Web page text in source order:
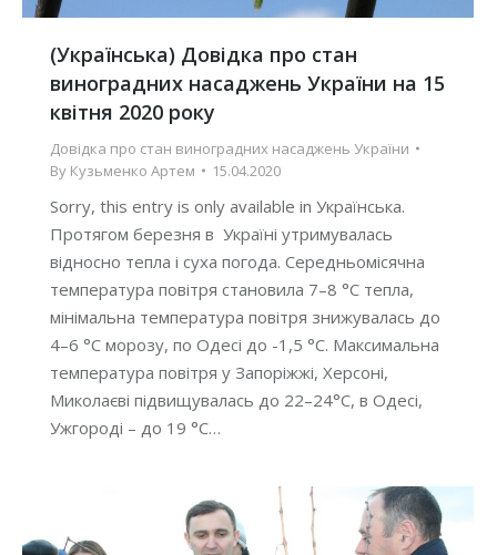
(Українська) Довідка про стан
виноградних насаджень України на 15
квітня 2020 року
Довідка про стан виноградних насаджень України
By Кузьменко Артем 15.04.2020
Sorry, this entry is only available in Українська.
Протягом березня в Україні утримувалась
відносно тепла і суха погода. Середньомісячна
температура повітря становила 7–8 °С тепла,
мінімальна температура повітря знижувалась до
4–6 °С морозу, по Одесі до -1,5 °С. Максимальна
температура повітря у Запоріжжі, Херсоні,
Миколаєві підвищувалась до 22–24°С, в Одесі,
Ужгороді – до 19 °С…